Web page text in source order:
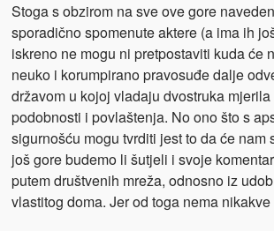
Stoga s obzirom na sve ove gore
sporadično spomenute aktere (a ima ih
iskreno ne mogu ni pretpostaviti kuda će
neuko i korumpirano pravosuđe dalje
državom u kojoj vladaju dvostruka
podobnosti i povlaštenja. No ono što s
sigurnošću mogu tvrditi jest to da će nam
još gore budemo li šutjeli i svoje
putem društvenih mreža, odnosno iz
vlastitog doma. Jer od toga nema nikakve